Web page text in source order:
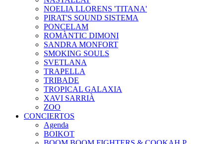
NOELIA LLORENS 'TITANA'
PIRAT'S SOUND SISTEMA
PONCELAM
ROMÀNTIC DIMONI
SANDRA MONFORT
SMOKING SOULS
SVETLANA
TRAPELLA
TRIBADE
TROPICAL GALAXIA
XAVI SARRIÀ
ZOO
CONCIERTOS
Agenda
BOIKOT